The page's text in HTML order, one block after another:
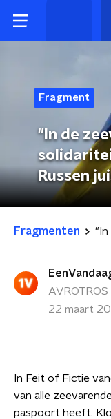
Fragment
"In de
Russen
Fragmenten
AVROTROS
22 maart
In Feit of Fictie
van alle
paspoort heeft.